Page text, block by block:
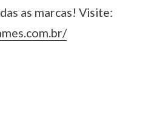
as marcas! Visite: